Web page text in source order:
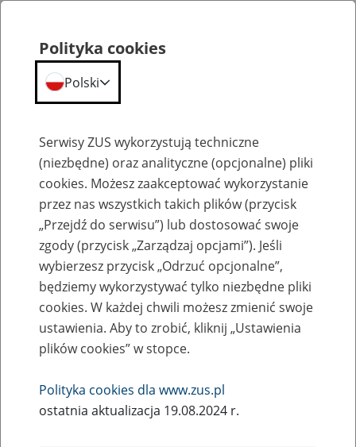
Przepraszamy,
podana strona nie została znaleziona.
Błąd 404
Przejdź do strony głównej
Polityka cookies
Polski
Serwisy ZUS wykorzystują techniczne
(niezbędne) oraz analityczne (opcjonalne) pliki
cookies. Możesz zaakceptować wykorzystanie
przez nas wszystkich takich plików (przycisk
„Przejdź do serwisu”) lub dostosować swoje
zgody (przycisk „Zarządzaj opcjami”). Jeśli
wybierzesz przycisk „Odrzuć opcjonalne”,
będziemy wykorzystywać tylko niezbędne pliki
cookies. W każdej chwili możesz zmienić swoje
ustawienia. Aby to zrobić, kliknij „Ustawienia
plików cookies” w stopce.
Polityka cookies dla www.zus.pl
ostatnia aktualizacja 19.08.2024 r.